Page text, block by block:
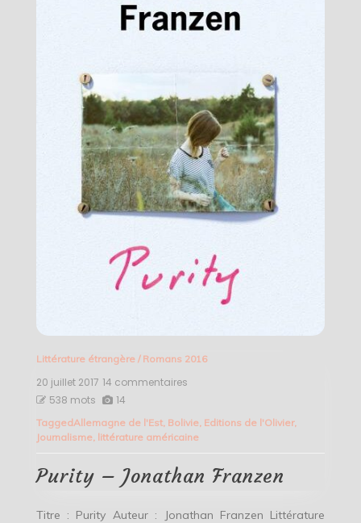
Littérature étrangère/ Romans 2016
20 juillet 2017 14 commentaires
Jonathan
Franzen
538 mots 14
TaggedAllemagne de l'Est, Bolivie, Editions de l'Olivier,
Journalisme, littérature américaine
Purity – Jonathan Franzen
Titre : Purity Auteur : Jonathan Franzen Littérature